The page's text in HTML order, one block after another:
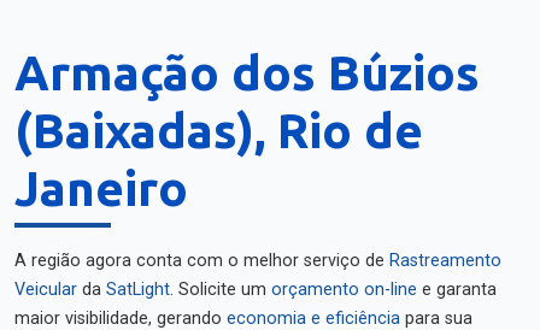
Armação dos Búzios
(Baixadas), Rio de
Janeiro
A região agora conta com o melhor serviço de Rastreamento
Veicular da SatLight. Solicite um orçamento on-line e garanta
maior visibilidade, gerando economia e eficiência para sua